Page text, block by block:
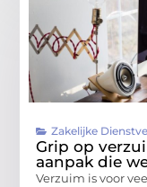
Zakelijke
Grip op
aanpak die
Verzuim is voor